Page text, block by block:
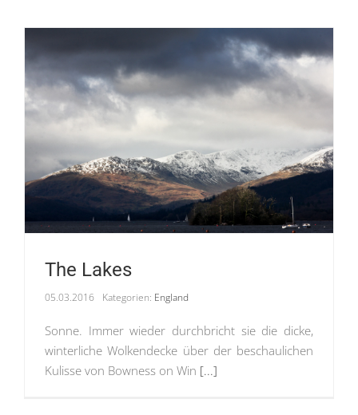
The Lakes
05.03.2016 Kategorien: England
Sonne. Immer wieder durchbricht sie die dicke,
winterliche Wolkendecke über der beschaulichen
Kulisse von Bowness on Win [...]